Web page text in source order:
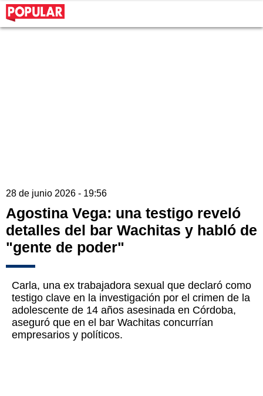
28 de junio 2026 - 19:56
Agostina Vega: una testigo reveló
detalles del bar Wachitas y habló de
"gente de poder"
Carla, una ex trabajadora sexual que declaró como
testigo clave en la investigación por el crimen de la
adolescente de 14 años asesinada en Córdoba,
aseguró que en el bar Wachitas concurrían
empresarios y políticos.